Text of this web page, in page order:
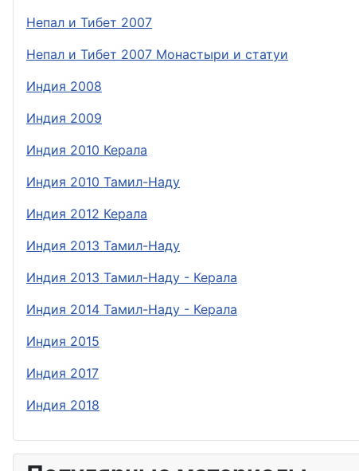
Непал и Тибет 2007
Непал и Тибет 2007 Монастыри и статуи
Индия 2008
Индия 2009
Индия 2010 Керала
Индия 2010 Тамил-Наду
Индия 2012 Керала
Индия 2013 Тамил-Наду
Индия 2013 Тамил-Наду - Керала
Индия 2014 Тамил-Наду - Керала
Индия 2015
Индия 2017
Индия 2018